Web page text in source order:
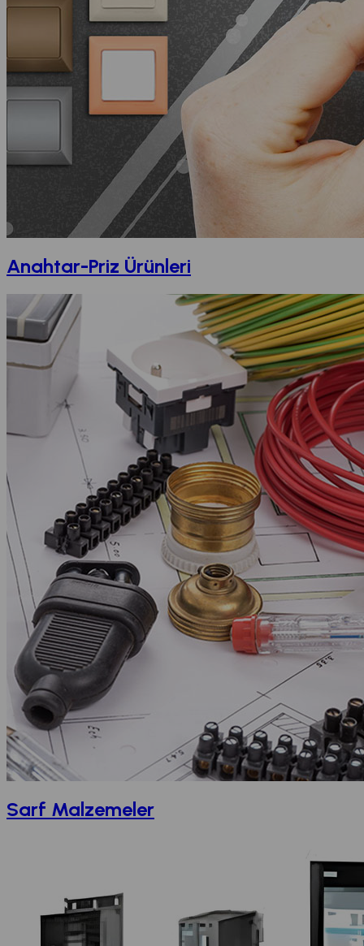
Anahtar-Priz Ürünleri
Sarf Malzemeler